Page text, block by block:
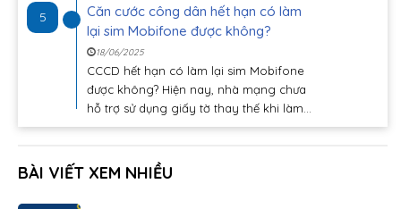
5
Căn cước công dân hết hạn có làm
lại sim Mobifone được không?
18/06/2025
CCCD hết hạn có làm lại sim Mobifone
được không? Hiện nay, nhà mạng chưa
hỗ trợ sử dụng giấy tờ thay thế khi làm...
BÀI VIẾT XEM NHIỀU